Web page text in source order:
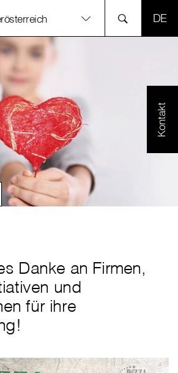
Kontakt
Danke an Firmen,
und
für ihre